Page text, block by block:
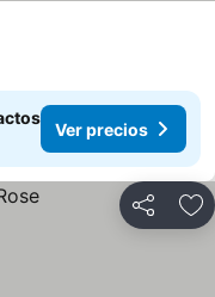
Ver precios
Compartir